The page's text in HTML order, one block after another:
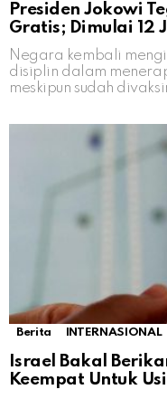
Presiden Jokowi
Gratis; Dimulai 12
Negara kembali
disiplin dalam
meskipun sudah
Berita INTERNASIONAL
Israel Bakal
Keempat Untuk